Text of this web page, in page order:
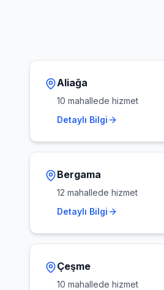
Aliağa
10 mahallede hizmet
Detaylı Bilgi
Bergama
12 mahallede hizmet
Detaylı Bilgi
Çeşme
10 mahallede hizmet